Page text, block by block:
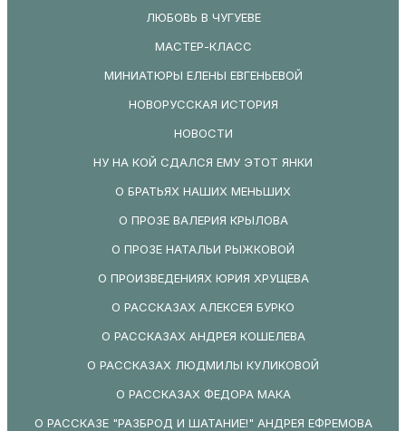
ЛЮБОВЬ В ЧУГУЕВЕ
МАСТЕР-КЛАСС
МИНИАТЮРЫ ЕЛЕНЫ ЕВГЕНЬЕВОЙ
НОВОРУССКАЯ ИСТОРИЯ
НОВОСТИ
НУ НА КОЙ СДАЛСЯ ЕМУ ЭТОТ ЯНКИ
О БРАТЬЯХ НАШИХ МЕНЬШИХ
О ПРОЗЕ ВАЛЕРИЯ КРЫЛОВА
О ПРОЗЕ НАТАЛЬИ РЫЖКОВОЙ
О ПРОИЗВЕДЕНИЯХ ЮРИЯ ХРУЩЕВА
О РАССКАЗАХ АЛЕКСЕЯ БУРКО
О РАССКАЗАХ АНДРЕЯ КОШЕЛЕВА
О РАССКАЗАХ ЛЮДМИЛЫ КУЛИКОВОЙ
О РАССКАЗАХ ФЕДОРА МАКА
О РАССКАЗЕ "РАЗБРОД И ШАТАНИЕ!" АНДРЕЯ ЕФРЕМОВА